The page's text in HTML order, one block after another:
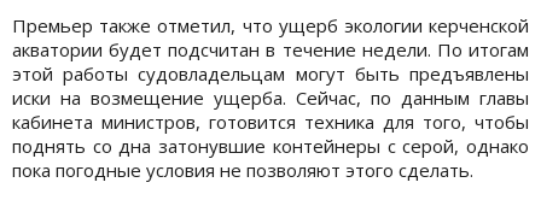
Премьер также отметил, что ущерб экологии керченской
акватории будет подсчитан в течение недели. По итогам
этой работы судовладельцам могут быть предъявлены
иски на возмещение ущерба. Сейчас, по данным главы
кабинета министров, готовится техника для того, чтобы
поднять со дна затонувшие контейнеры с серой, однако
пока погодные условия не позволяют этого сделать.